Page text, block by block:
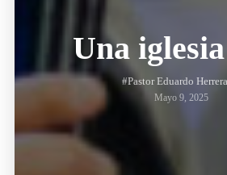
Una
#Pastor Eduardo
Mayo 9, 2025